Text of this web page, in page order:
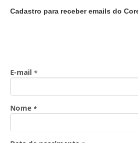
Cadastro para receber emails do